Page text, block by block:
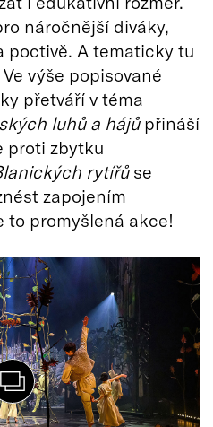
náročnější diváky,
poctivě. A tematicky tu
výše popisované
přetváří v téma
luhů a hájůpřináší
proti zbytku
rytířůse
zapojením
to promyšlená akce!